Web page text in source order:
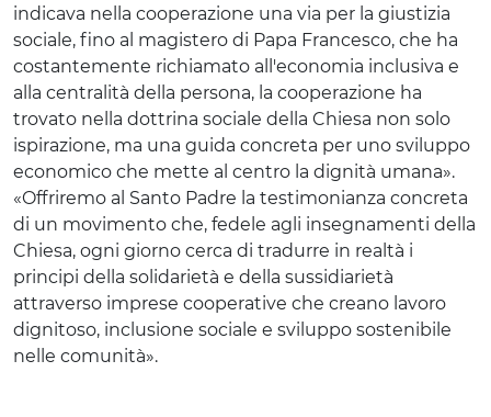
indicava nella cooperazione una via per la giustizia
sociale, fino al magistero di Papa Francesco, che ha
costantemente richiamato all'economia inclusiva e
alla centralità della persona, la cooperazione ha
trovato nella dottrina sociale della Chiesa non solo
ispirazione, ma una guida concreta per uno sviluppo
economico che mette al centro la dignità umana».
«Offriremo al Santo Padre la testimonianza concreta
di un movimento che, fedele agli insegnamenti della
Chiesa, ogni giorno cerca di tradurre in realtà i
principi della solidarietà e della sussidiarietà
attraverso imprese cooperative che creano lavoro
dignitoso, inclusione sociale e sviluppo sostenibile
nelle comunità».